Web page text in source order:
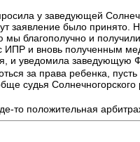
у заведующей
было принято.
благополучно и
и вновь полученным
и уведомила
за права ребенка, пусть
судья
то положительная